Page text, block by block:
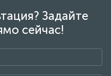
Задайте
сейчас!